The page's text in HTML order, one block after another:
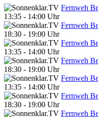
Fernweh
13:35 - 14:00 Uhr
Fernweh
18:30 - 19:00 Uhr
Fernweh
13:35 - 14:00 Uhr
Fernweh
18:30 - 19:00 Uhr
Fernweh
13:35 - 14:00 Uhr
Fernweh
18:30 - 19:00 Uhr
Fernweh